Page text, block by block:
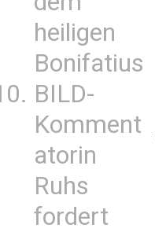
heiligen
Bonifatius
BILD-
Komment
atorin
Ruhs
fordert